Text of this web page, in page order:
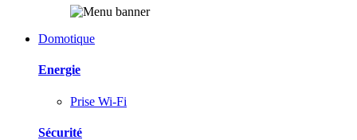
Domotique
Energie
Prise Wi-Fi
Sécurité